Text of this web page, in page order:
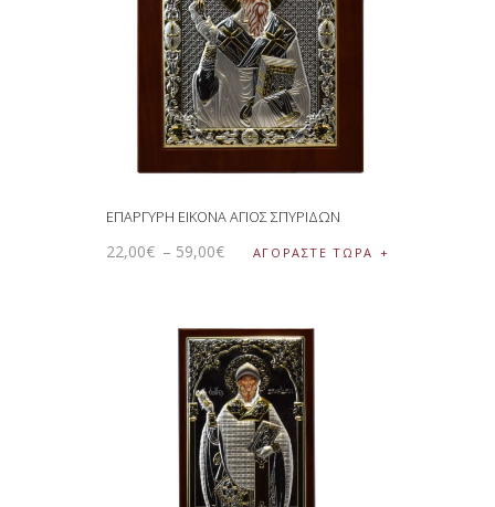
ΕΠΑΡΓΥΡΗ ΕΙΚΟΝΑ ΑΓΙΟΣ ΣΠΥΡΙΔΩΝ
22,00€ – 59,00€ ΑΓΟΡΑΣΤΕ ΤΩΡΑ